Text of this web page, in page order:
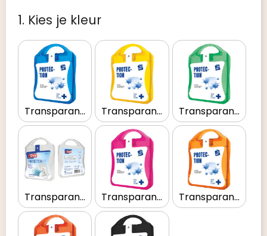
1. Kies je kleur
Transparant blauw Transparant geel Transparant groen
Transparant helder Transparant magenta Transparant oranje